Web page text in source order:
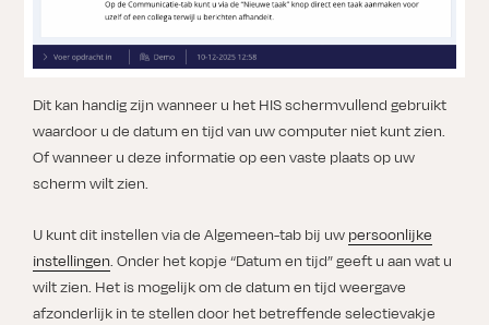
Dit kan handig zijn wanneer u het HIS schermvullend gebruikt
waardoor u de datum en tijd van uw computer niet kunt zien.
Of wanneer u deze informatie op een vaste plaats op uw
scherm wilt zien.
U kunt dit instellen via de Algemeen-tab bij uw persoonlijke
instellingen. Onder het kopje “Datum en tijd” geeft u aan wat u
wilt zien. Het is mogelijk om de datum en tijd weergave
afzonderlijk in te stellen door het betreffende selectievakje